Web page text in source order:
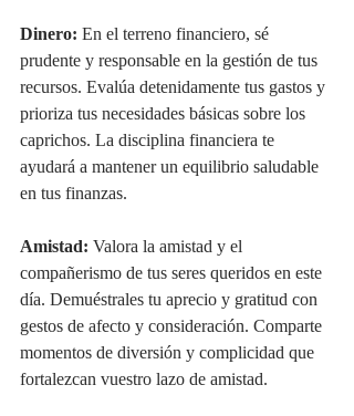
Dinero: En el terreno financiero, sé
prudente y responsable en la gestión de tus
recursos. Evalúa detenidamente tus gastos y
prioriza tus necesidades básicas sobre los
caprichos. La disciplina financiera te
ayudará a mantener un equilibrio saludable
en tus finanzas.
Amistad: Valora la amistad y el
compañerismo de tus seres queridos en este
día. Demuéstrales tu aprecio y gratitud con
gestos de afecto y consideración. Comparte
momentos de diversión y complicidad que
fortalezcan vuestro lazo de amistad.